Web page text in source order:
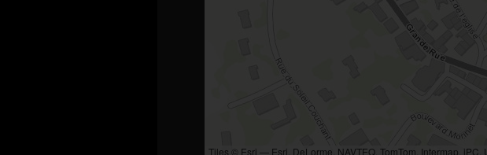
Tiles © Esri — Esri, DeLorme, NAVTEQ, TomTom, Intermap,